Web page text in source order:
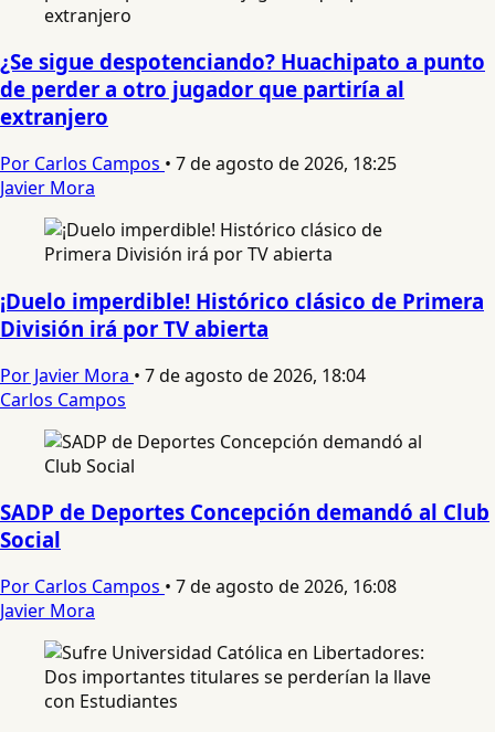
¿Se sigue despotenciando? Huachipato a punto
de perder a otro jugador que partiría al
extranjero
Por Carlos Campos • 7 de agosto de 2026, 18:25
Javier Mora
¡Duelo imperdible! Histórico clásico de Primera
División irá por TV abierta
Por Javier Mora • 7 de agosto de 2026, 18:04
Carlos Campos
SADP de Deportes Concepción demandó al Club
Social
Por Carlos Campos • 7 de agosto de 2026, 16:08
Javier Mora